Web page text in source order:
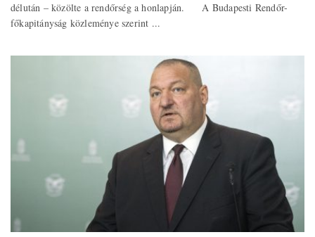
délután – közölte a rendőrség a honlapján. A Budapesti Rendőr-
főkapitányság közleménye szerint ...